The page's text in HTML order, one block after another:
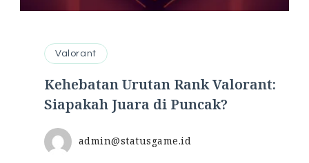
Valorant
Kehebatan Urutan Rank Valorant:
Siapakah Juara di Puncak?
admin@statusgame.id